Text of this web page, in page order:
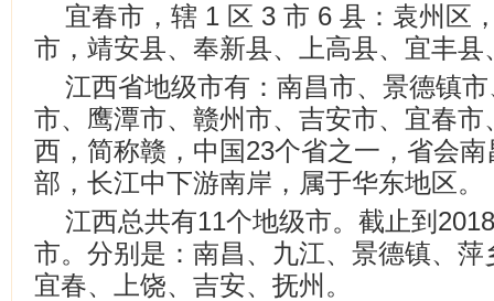
宜春市，辖 1 区 3 市 6 县：袁州区
市，靖安县、奉新县、上高县、宜丰
江西省地级市有：南昌市、景德镇
市、鹰潭市、赣州市、吉安市、宜春
西，简称赣，中国23个省之一，省会
部，长江中下游南岸，属于华东地区。
江西总共有11个地级市。截止到
市。分别是：南昌、九江、景德镇、
宜春、上饶、吉安、抚州。